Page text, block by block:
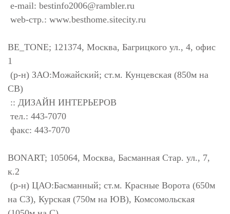
e-mail: bestinfo2006@rambler.ru
web-стр.: www.besthome.sitecity.ru
BE_TONE; 121374, Москва, Багрицкого ул., 4, офис
1
(р-н) ЗАО:Можайский; ст.м. Кунцевская (850м на
СВ)
:: ДИЗАЙН ИНТЕРЬЕРОВ
тел.: 443-7070
факс: 443-7070
BONART; 105064, Москва, Басманная Стар. ул., 7,
к.2
(р-н) ЦАО:Басманный; ст.м. Красные Ворота (650м
на СЗ), Курская (750м на ЮВ), Комсомольская